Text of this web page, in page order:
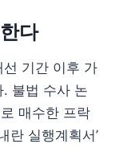
다
기간 이후 가
불법 수사 논
매수한 프락
란 실행계획서’